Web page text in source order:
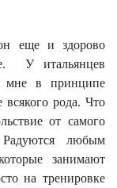
еще и здорово
У итальянцев
мне в принципе
всякого рода. Что
от самого
Радуются любым
занимают
на тренировке